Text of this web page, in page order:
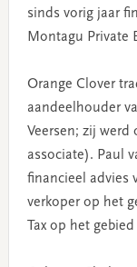
sinds vorig jaar
Montagu Private
Orange Clover
aandeelhouder
Veersen; zij
associate). Paul
financieel advies
verkoper op het
Tax op het